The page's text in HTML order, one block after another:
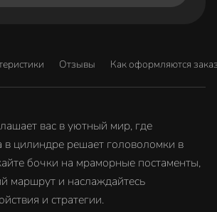
Отзывы Как оформляются
вас в уютный мир, где
в цилиндре решает головоломки в
бочки на мраморные постаменты,
маршрут и наслаждайтесь
и стратегии.